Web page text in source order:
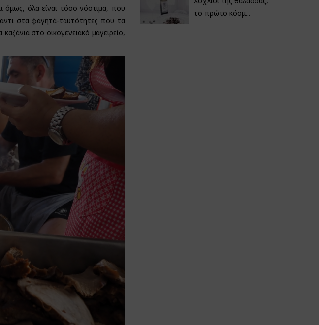
όμως, όλα είναι τόσο νόστιμα, που
στα φαγητά-ταυτότητες που τα
στο οικογενειακό μαγειρείο,
το πρώτο κόσμ...